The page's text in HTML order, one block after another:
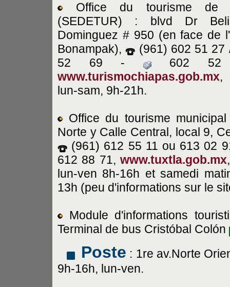
Office du tourisme de
(SEDETUR) : blvd Dr
Dominguez # 950 (en face de
Bonampak),
(961) 602 51 27
52 69 -
602 52
www.turismochiapas.gob.mx,
lun-sam, 9h-21h.
Office du tourisme
Norte y Calle Central, local 9,
(961) 612 55 11 ou 613 02
612 88 71, www.tuxtla.gob.mx
lun-ven 8h-16h et samedi
13h (peu d'informations sur le
Module d'informations
Terminal de bus Cristóbal Colón
Poste : 1re av.Norte
9h-16h, lun-ven.